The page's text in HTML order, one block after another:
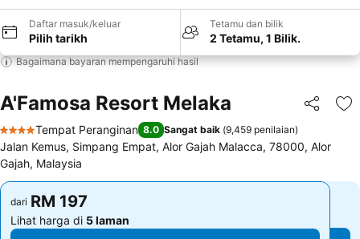
Daftar masuk/keluar
Pilih tarikh
Tetamu dan bilik
2 Tetamu, 1 Bilik.
Bagaimana bayaran mempengaruhi hasil
A'Famosa Resort Melaka Kongsi
4 Bintang
Tempat Peranginan 8.0 Sangat baik (9,459 penilaian)
Jalan Kemus, Simpang Empat, Alor Gajah Malacca, 78000, Alor
Gajah, Malaysia
dari RM 197
Lihat harga di 5 laman
dari RM 197
Lihat harga di 5 laman